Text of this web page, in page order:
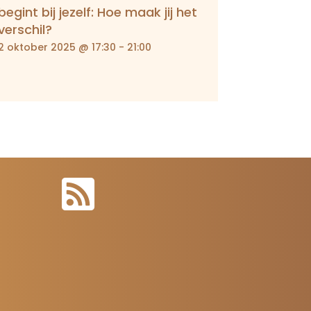
bij jezelf: Hoe maak jij het
oktober 2025 @ 17:30 - 21:00
